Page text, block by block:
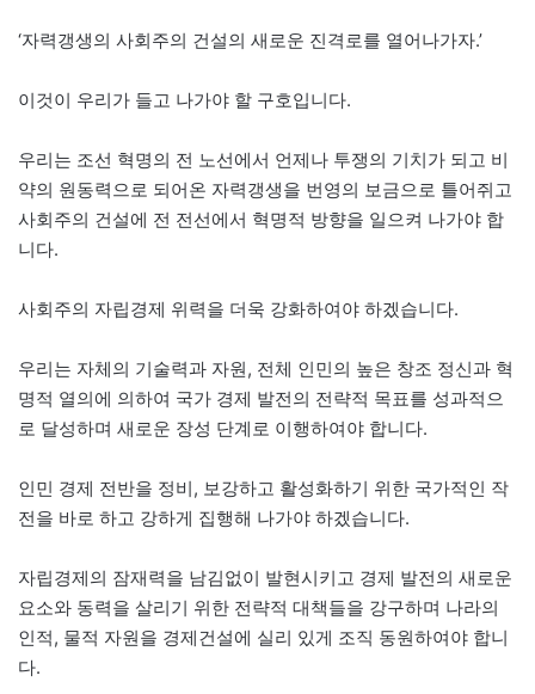
‘자력갱생의 사회주의 건설의 새로운 진격로를 열어나가자.’
이것이 우리가 들고 나가야 할 구호입니다.
우리는 조선 혁명의 전 노선에서 언제나 투쟁의 기치가 되고 비
약의 원동력으로 되어온 자력갱생을 번영의 보금으로 틀어쥐고
사회주의 건설에 전 전선에서 혁명적 방향을 일으켜 나가야 합
니다.
사회주의 자립경제 위력을 더욱 강화하여야 하겠습니다.
우리는 자체의 기술력과 자원, 전체 인민의 높은 창조 정신과 혁
명적 열의에 의하여 국가 경제 발전의 전략적 목표를 성과적으
로 달성하며 새로운 장성 단계로 이행하여야 합니다.
인민 경제 전반을 정비, 보강하고 활성화하기 위한 국가적인 작
전을 바로 하고 강하게 집행해 나가야 하겠습니다.
자립경제의 잠재력을 남김없이 발현시키고 경제 발전의 새로운
요소와 동력을 살리기 위한 전략적 대책들을 강구하며 나라의
인적, 물적 자원을 경제건설에 실리 있게 조직 동원하여야 합니
다.